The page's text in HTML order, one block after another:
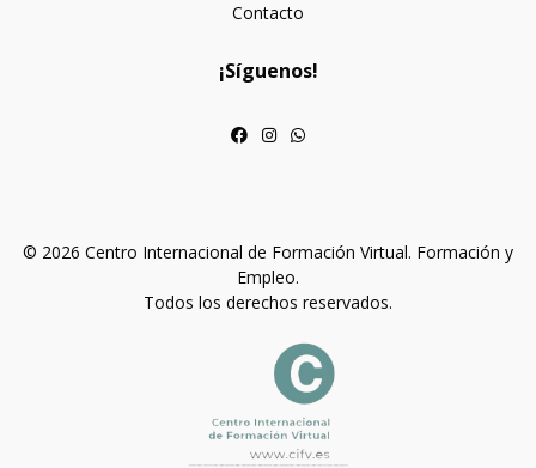
Contacto
¡Síguenos!
© 2026 Centro Internacional de Formación Virtual. Formación y
Empleo.
Todos los derechos reservados.